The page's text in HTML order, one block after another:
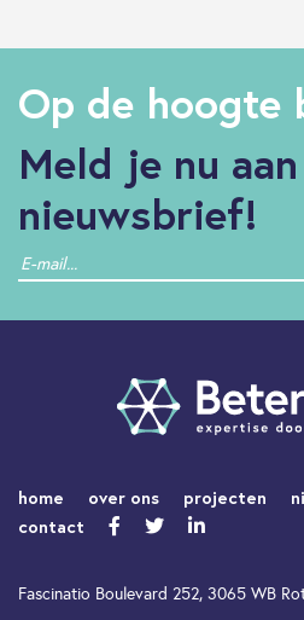
Op de hoogte
Meld je nu
nieuwsbrief!
home over ons projecten
contact
Fascinatio Boulevard 252, 3065 WB